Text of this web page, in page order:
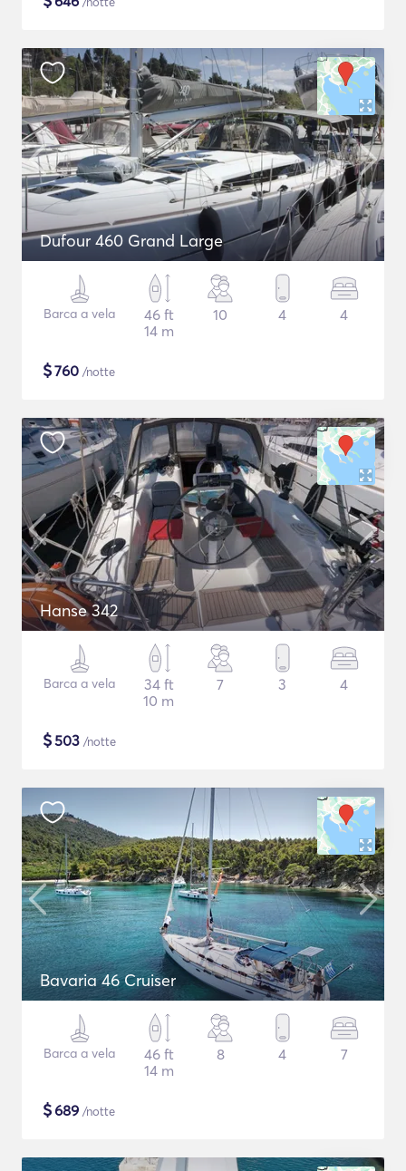
Dufour 460 Grand Large
Barca a vela
46 ft
14 m
10 4 4
$760 /notte
Hanse 342
Barca a vela
34 ft
10 m
7 3 4
$503 /notte
Bavaria 46 Cruiser
Barca a vela
46 ft
14 m
8 4 7
$689 /notte